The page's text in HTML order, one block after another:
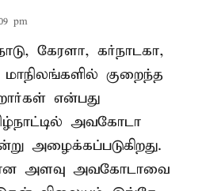
pm
கேரளா, கர்நாடகா,
குறைந்த
என்பது
அவகோடா
அழைக்கப்படுகிறது.
அளவு அவகோடாவை